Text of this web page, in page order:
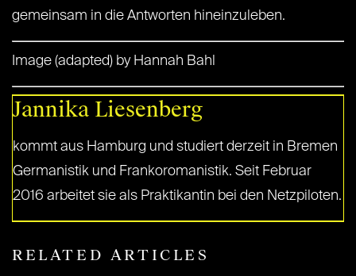
gemeinsam in die Antworten hineinzuleben.
Image (adapted) by Hannah Bahl
Jannika Liesenberg
kommt aus Hamburg und studiert derzeit in Bremen
Germanistik und Frankoromanistik. Seit Februar
2016 arbeitet sie als Praktikantin bei den Netzpiloten.
RELATED ARTICLES